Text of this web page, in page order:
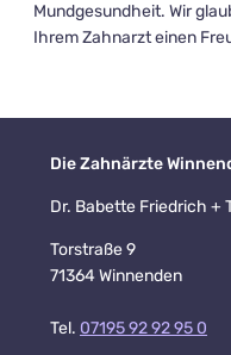
Mundgesundheit. Wir
Ihrem Zahnarzt einen
Die Zahnärzte
Dr. Babette Friedrich +
Torstraße 9
71364 Winnenden
Tel. 07195 92 92 95 0